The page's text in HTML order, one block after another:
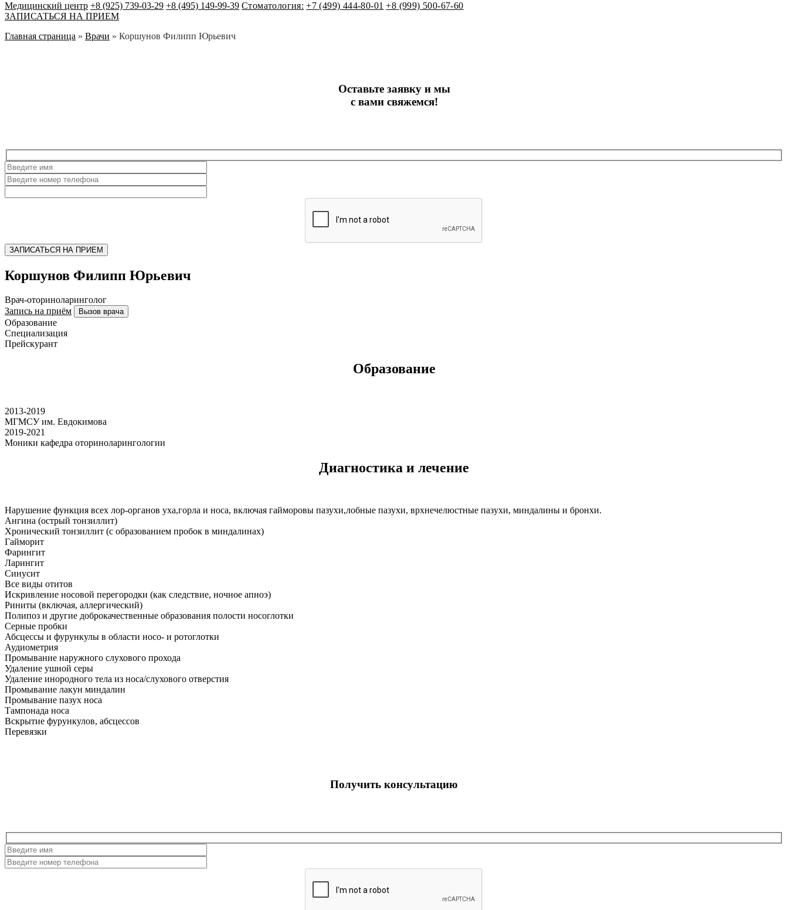
Медицинский центр +8 (925) 739-03-29 +8 (495) 149-99-39 Стоматология: +7 (499) 444-80-01 +8 (999) 500-67-60
ЗАПИСАТЬСЯ НА ПРИЕМ
Главная страница » Врачи » Коршунов Филипп Юрьевич
Оставьте заявку и мы
с вами свяжемся!
ЗАПИСАТЬСЯ НА ПРИЕМ
Коршунов Филипп Юрьевич
Врач-оториноларинголог
Запись на приём
Вызов врача
Образование
Специализация
Прейскурант
Образование
2013-2019
МГМСУ им. Евдокимова
2019-2021
Моники кафедра оториноларингологии
Диагностика и лечение
Нарушение функция всех лор-органов уха,горла и носа, включая гайморовы пазухи,лобные пазухи, врхнечелюстные пазухи, миндалины и бронхи.
Ангина (острый тонзиллит)
Хронический тонзиллит (с образованием пробок в миндалинах)
Гайморит
Фарингит
Ларингит
Синусит
Все виды отитов
Искривление носовой перегородки (как следствие, ночное апноэ)
Риниты (включая, аллергический)
Полипоз и другие доброкачественные образования полости носоглотки
Серные пробки
Абсцессы и фурункулы в области носо- и ротоглотки
Аудиометрия
Промывание наружного слухового прохода
Удаление ушной серы
Удаление инородного тела из носа/слухового отверстия
Промывание лакун миндалин
Промывание пазух носа
Тампонада носа
Вскрытие фурункулов, абсцессов
Перевязки
Получить консультацию